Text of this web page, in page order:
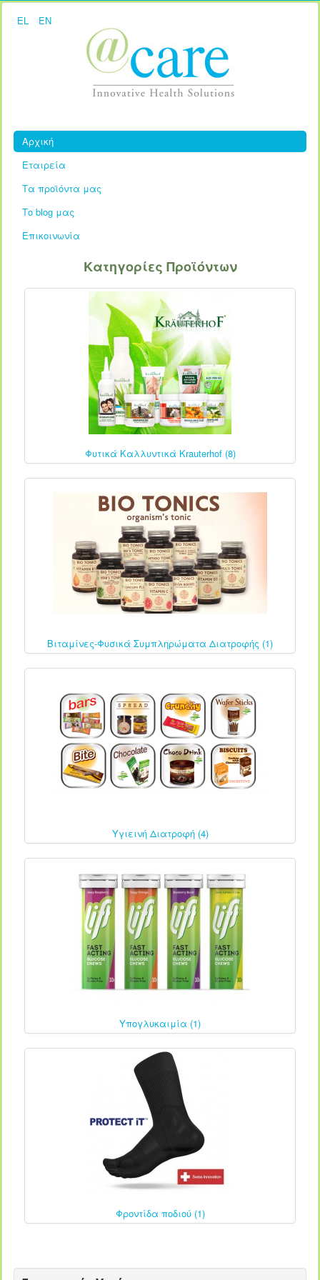
EL EN
Αρχική
Εταιρεία
Τα προϊόντα μας
Το blog μας
Επικοινωνία
Κατηγορίες Προϊόντων
Φυτικά Καλλυντικά Krauterhof (8)
Βιταμίνες-Φυσικά Συμπληρώματα Διατροφής (1)
Υγιεινή Διατροφή (4)
Υπογλυκαιμία (1)
Φροντίδα ποδιού (1)